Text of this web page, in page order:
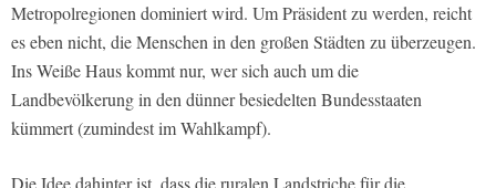
Metropolregionen dominiert wird. Um Präsident zu werden, reicht
es eben nicht, die Menschen in den großen Städten zu überzeugen.
Ins Weiße Haus kommt nur, wer sich auch um die
Landbevölkerung in den dünner besiedelten Bundesstaaten
kümmert (zumindest im Wahlkampf).
Die Idee dahinter ist, dass die ruralen Landstriche für die